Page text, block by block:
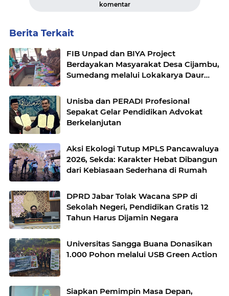
komentar
Berita Terkait
FIB Unpad dan BIYA Project
Berdayakan Masyarakat Desa Cijambu,
Sumedang melalui Lokakarya Daur
Unisba dan PERADI Profesional
Sepakat Gelar Pendidikan Advokat
Berkelanjutan
Aksi Ekologi Tutup MPLS Pancawaluya
2026, Sekda: Karakter Hebat Dibangun
dari Kebiasaan Sederhana di Rumah
DPRD Jabar Tolak Wacana SPP di
Sekolah Negeri, Pendidikan Gratis 12
Tahun Harus Dijamin Negara
Universitas Sangga Buana Donasikan
1.000 Pohon melalui USB Green Action
Siapkan Pemimpin Masa Depan,